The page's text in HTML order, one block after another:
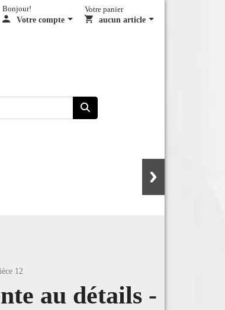
Bonjour!
Votre compte
Votre panier
aucun article
12
au détails -